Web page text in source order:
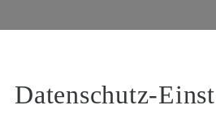
266067317
Dominique Klingsiek
Datenschutz-